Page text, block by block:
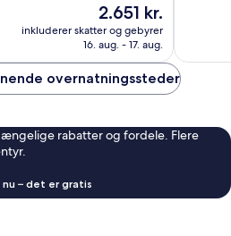
Prisen
er
2.651 kr.
2.651 kr.
inkluderer skatter og gebyrer
16. aug. - 17. aug.
overnatningssteder
rabatter og fordele. Flere
– det er gratis